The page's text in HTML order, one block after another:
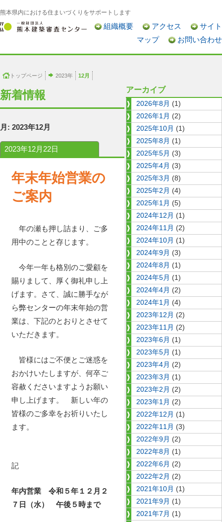
熊本県内における住まいづくりをサポートします
組織概要 アクセス
サイト
マップ
お問い合わせ
トップページ 2023年 12月
新着情報
月: 2023年12月
2023年12月22日
年末年始営業の
ご案内
年の瀬も押し詰まり、ご多
用中のことと存じます。
今年一年も格別のご愛顧を
賜りまして、厚く御礼申し上
げます。さて、誠に勝手なが
ら弊センターの年末年始の営
業は、下記のとおりとさせて
いただきます。
皆様にはご不便とご迷惑を
おかけいたしますが、何卒ご
容赦くださいますようお願い
申し上げます。 新しい年の
皆様のご多幸をお祈りいたし
ます。
記
年内営業 令和５年１２月２
７日（水） 午後５時まで
アーカイブ
2026年8月 (1)
2026年1月 (2)
2025年10月 (1)
2025年8月 (1)
2025年5月 (3)
2025年4月 (3)
2025年3月 (8)
2025年2月 (4)
2025年1月 (5)
2024年12月 (1)
2024年11月 (2)
2024年10月 (1)
2024年9月 (3)
2024年8月 (1)
2024年5月 (1)
2024年4月 (2)
2024年1月 (4)
2023年12月 (2)
2023年11月 (2)
2023年6月 (1)
2023年5月 (1)
2023年4月 (2)
2023年3月 (1)
2023年2月 (2)
2023年1月 (2)
2022年12月 (1)
2022年11月 (3)
2022年9月 (2)
2022年8月 (1)
2022年6月 (2)
2022年2月 (2)
2021年10月 (1)
2021年9月 (1)
2021年7月 (1)